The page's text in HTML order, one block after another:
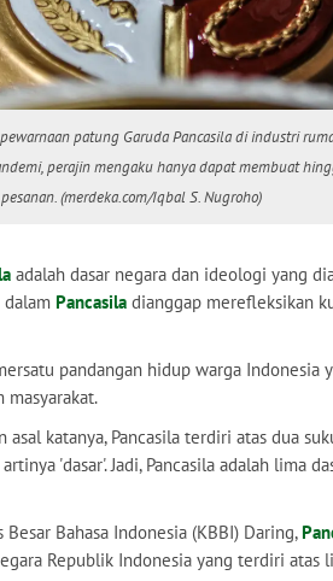
patung Garuda Pancasila di industri
perajin mengaku hanya dapat membuat
(merdeka.com/Iqbal S. Nugroho)
adalah dasar negara dan ideologi yang
Pancasila dianggap merefleksikan
pandangan hidup warga
masyarakat.
katanya, Pancasila terdiri atas dua
'dasar'. Jadi, Pancasila adalah lima
Bahasa Indonesia (KBBI) Daring,
Republik Indonesia yang terdiri atas